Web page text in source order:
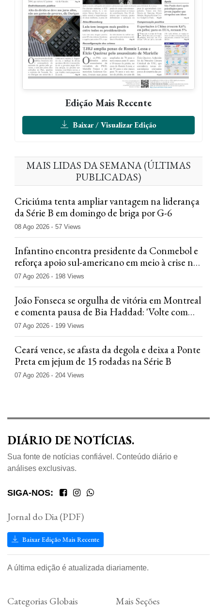
Edição Mais Recente
Baixar / Visualizar Edição
MAIS LIDAS DA SEMANA (ÚLTIMAS
PUBLICADAS)
Criciúma tenta ampliar vantagem na liderança
da Série B em domingo de briga por G-6
08 Ago 2026 57 Views
Infantino encontra presidente da Conmebol e
reforça apoio sul-americano em meio à crise na
Fifa
07 Ago 2026 198 Views
João Fonseca se orgulha de vitória em Montreal
e comenta pausa de Bia Haddad: 'Volte com
tudo'
07 Ago 2026 199 Views
Ceará vence, se afasta da degola e deixa a Ponte
Preta em jejum de 15 rodadas na Série B
07 Ago 2026 204 Views
DIÁRIO DE NOTÍCIAS.
Sua fonte de notícias confiável. Conteúdo diário e
análises exclusivas.
SIGA-NOS:
Jornal do Dia (PDF)
Baixar Edição Mais Recente
A última edição é atualizada diariamente.
Categorias Globais Mais Seções